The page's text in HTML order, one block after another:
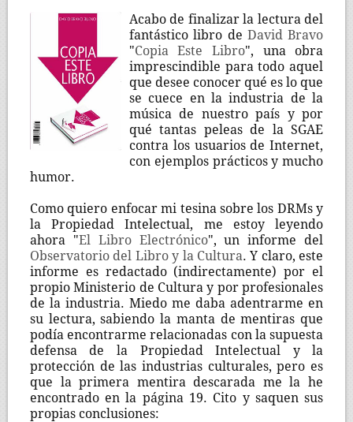
Acabo de finalizar la lectura del
fantástico libro de David Bravo
"Copia Este Libro", una obra
imprescindible para todo aquel
que desee conocer qué es lo que
se cuece en la industria de la
música de nuestro país y por
qué tantas peleas de la SGAE
contra los usuarios de Internet,
con ejemplos prácticos y mucho
humor.
Como quiero enfocar mi tesina sobre los DRMs y
la Propiedad Intelectual, me estoy leyendo
ahora "El Libro Electrónico", un informe del
Observatorio del Libro y la Cultura. Y claro, este
informe es redactado (indirectamente) por el
propio Ministerio de Cultura y por profesionales
de la industria. Miedo me daba adentrarme en
su lectura, sabiendo la manta de mentiras que
podía encontrarme relacionadas con la supuesta
defensa de la Propiedad Intelectual y la
protección de las industrias culturales, pero es
que la primera mentira descarada me la he
encontrado en la página 19. Cito y saquen sus
propias conclusiones: